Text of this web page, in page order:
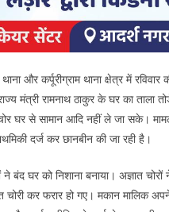
और कर्पूरीग्राम थाना क्षेत्र में
राज्य मंत्री रामनाथ ठाकुर के घर का
घर से सामान आदि नहीं ले जा सके।
दर्ज कर छानबीन की जा रही है।
बंद घर को निशाना बनाया। अज्ञात
कर फरार हो गए। मकान मालिक